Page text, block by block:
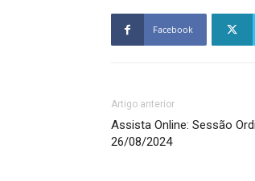
Facebook
Artigo anterior
Assista Online: Sessão
26/08/2024